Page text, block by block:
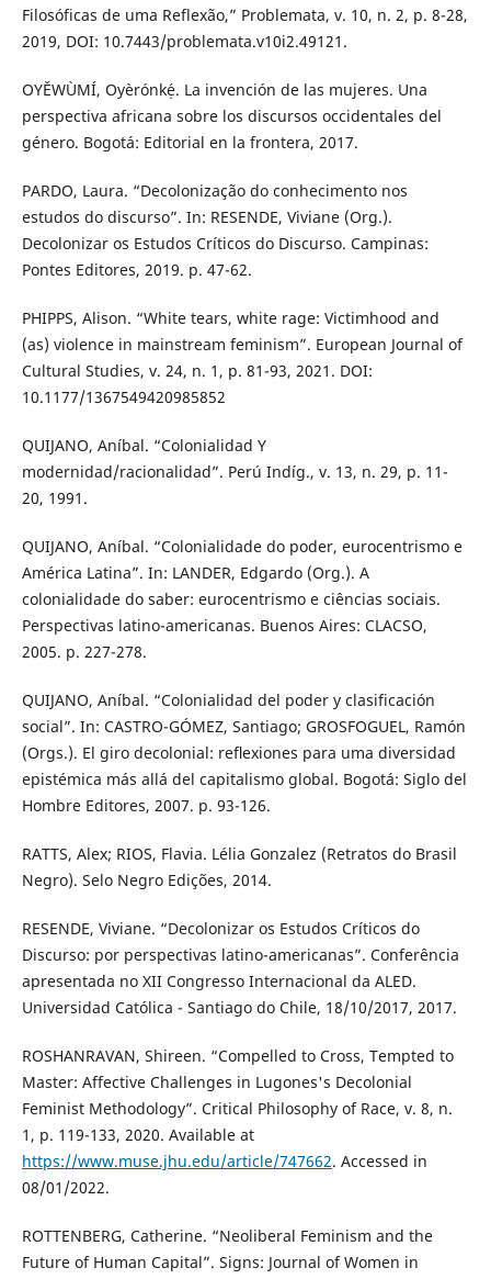
Filosóficas de uma Reflexão,” Problemata, v. 10, n. 2, p. 8-28,
2019, DOI: 10.7443/problemata.v10i2.49121.
OYĚWÙMÍ, Oyèrónkẹ́. La invención de las mujeres. Una
perspectiva africana sobre los discursos occidentales del
género. Bogotá: Editorial en la frontera, 2017.
PARDO, Laura. “Decolonização do conhecimento nos
estudos do discurso”. In: RESENDE, Viviane (Org.).
Decolonizar os Estudos Críticos do Discurso. Campinas:
Pontes Editores, 2019. p. 47-62.
PHIPPS, Alison. “White tears, white rage: Victimhood and
(as) violence in mainstream feminism”. European Journal of
Cultural Studies, v. 24, n. 1, p. 81-93, 2021. DOI:
10.1177/1367549420985852
QUIJANO, Aníbal. “Colonialidad Y
modernidad/racionalidad”. Perú Indíg., v. 13, n. 29, p. 11-
20, 1991.
QUIJANO, Aníbal. “Colonialidade do poder, eurocentrismo e
América Latina”. In: LANDER, Edgardo (Org.). A
colonialidade do saber: eurocentrismo e ciências sociais.
Perspectivas latino-americanas. Buenos Aires: CLACSO,
2005. p. 227-278.
QUIJANO, Aníbal. “Colonialidad del poder y clasificación
social”. In: CASTRO-GÓMEZ, Santiago; GROSFOGUEL, Ramón
(Orgs.). El giro decolonial: reﬂexiones para uma diversidad
epistémica más allá del capitalismo global. Bogotá: Siglo del
Hombre Editores, 2007. p. 93-126.
RATTS, Alex; RIOS, Flavia. Lélia Gonzalez (Retratos do Brasil
Negro). Selo Negro Edições, 2014.
RESENDE, Viviane. “Decolonizar os Estudos Críticos do
Discurso: por perspectivas latino-americanas”. Conferência
apresentada no XII Congresso Internacional da ALED.
Universidad Católica - Santiago do Chile, 18/10/2017, 2017.
ROSHANRAVAN, Shireen. “Compelled to Cross, Tempted to
Master: Affective Challenges in Lugones's Decolonial
Feminist Methodology”. Critical Philosophy of Race, v. 8, n.
1, p. 119-133, 2020. Available at
https://www.muse.jhu.edu/article/747662. Accessed in
08/01/2022.
ROTTENBERG, Catherine. “Neoliberal Feminism and the
Future of Human Capital”. Signs: Journal of Women in